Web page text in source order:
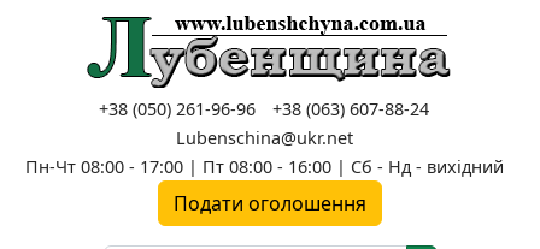
+38 (050) 261-96-96
+38 (063) 607-88-24
Lubenschina@ukr.net
Пн-Чт 08:00 - 17:00 | Пт 08:00 - 16:00 | Сб - Нд - вихідний
Подати оголошення